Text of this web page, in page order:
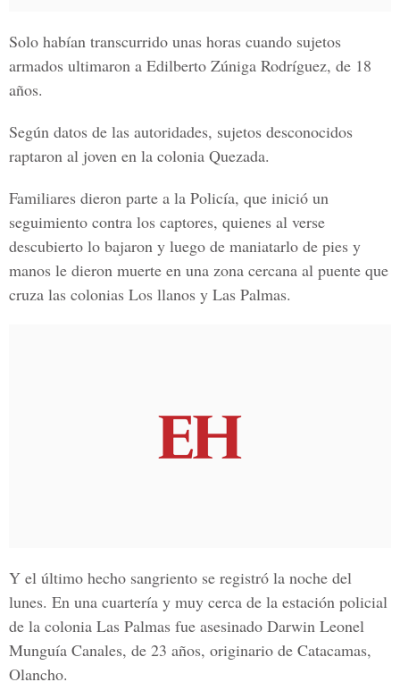
Solo habían transcurrido unas horas cuando sujetos
armados ultimaron a Edilberto Zúniga Rodríguez, de 18
años.
Según datos de las autoridades, sujetos desconocidos
raptaron al joven en la colonia Quezada.
Familiares dieron parte a la Policía, que inició un
seguimiento contra los captores, quienes al verse
descubierto lo bajaron y luego de maniatarlo de pies y
manos le dieron muerte en una zona cercana al puente que
cruza las colonias Los llanos y Las Palmas.
Y el último hecho sangriento se registró la noche del
lunes. En una cuartería y muy cerca de la estación policial
de la colonia Las Palmas fue asesinado Darwin Leonel
Munguía Canales, de 23 años, originario de Catacamas,
Olancho.